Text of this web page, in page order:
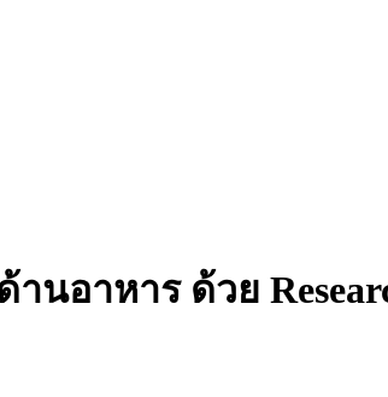
อาหาร ด้วย